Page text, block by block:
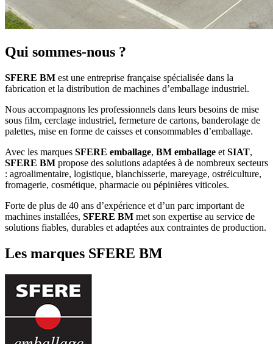
Qui sommes-nous ?
SFERE BM est une entreprise française spécialisée dans la
fabrication et la distribution de machines d’emballage industriel.
Nous accompagnons les professionnels dans leurs besoins de mise
sous film, cerclage industriel, fermeture de cartons, banderolage de
palettes, mise en forme de caisses et consommables d’emballage.
Avec les marques SFERE emballage, BM emballage et SIAT,
SFERE BM propose des solutions adaptées à de nombreux secteurs
: agroalimentaire, logistique, blanchisserie, mareyage, ostréiculture,
fromagerie, cosmétique, pharmacie ou pépinières viticoles.
Forte de plus de 40 ans d’expérience et d’un parc important de
machines installées, SFERE BM met son expertise au service de
solutions fiables, durables et adaptées aux contraintes de production.
Les marques SFERE BM